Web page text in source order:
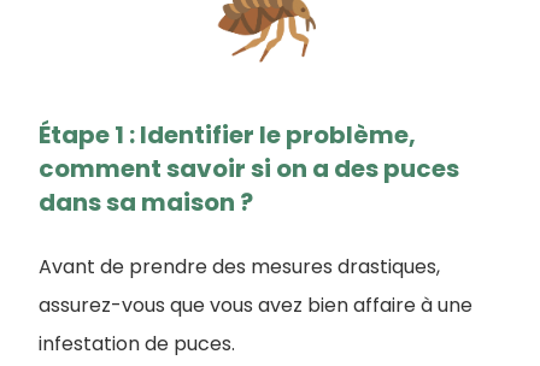
Étape 1 : Identifier le problème,
comment savoir si on a des puces
dans sa maison ?
Avant de prendre des mesures drastiques,
assurez-vous que vous avez bien affaire à une
infestation de puces.